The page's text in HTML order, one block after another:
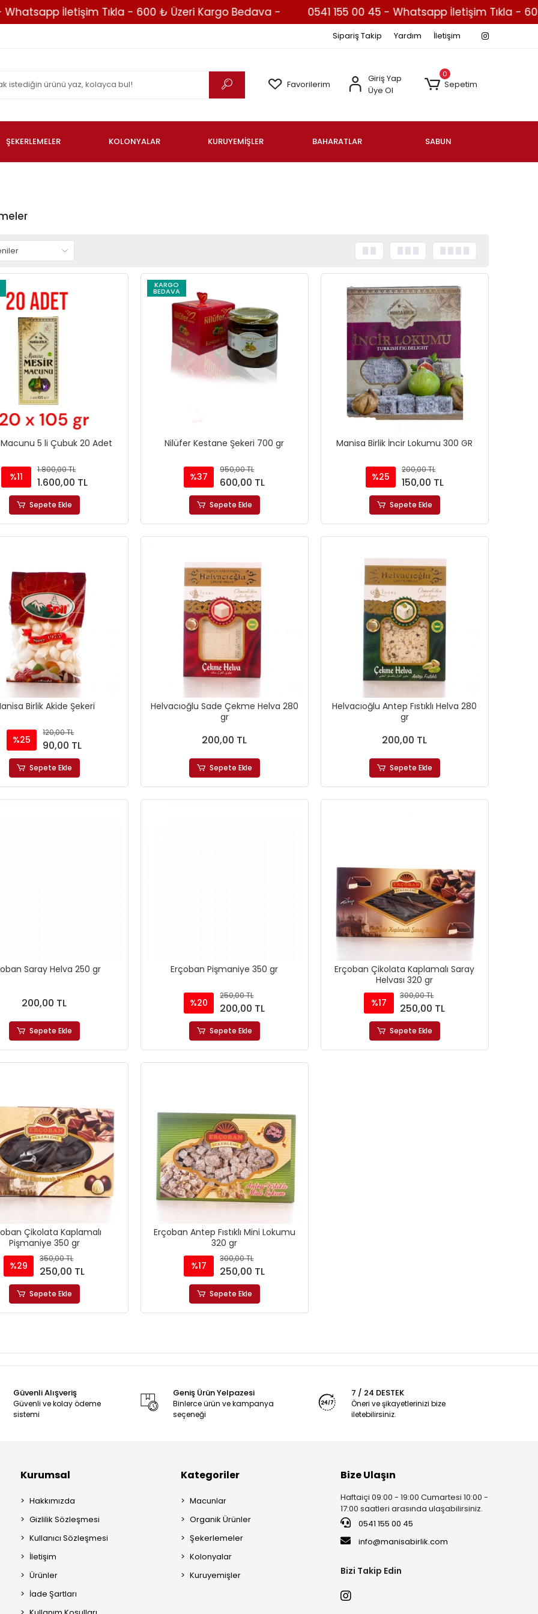
İletişim Tıkla - 600 ₺ Üzeri Kargo Bedava - 0541 155 00 45 - Whatsapp İletişim Tıkla - 600 ₺
Sipariş Takip Yardım İletişim
Favorilerim
Giriş Yap
Üye Ol
0
Sepetim
ŞEKERLEMELER KOLONYALAR KURUYEMİŞLER BAHARATLAR SABUN
5 li Çubuk 20 Adet
%11
1.800,00 TL
1.600,00 TL
Sepete Ekle
KARGO
BEDAVA
Nilüfer Kestane Şekeri 700 gr
%37
950,00 TL
600,00 TL
Sepete Ekle
Manisa Birlik İncir Lokumu 300 GR
%25
200,00 TL
150,00 TL
Sepete Ekle
Birlik Akide Şekeri
%25
120,00 TL
90,00 TL
Sepete Ekle
Helvacıoğlu Sade Çekme Helva 280
gr
200,00 TL
Sepete Ekle
Helvacıoğlu Antep Fıstıklı Helva 280
gr
200,00 TL
Sepete Ekle
Saray Helva 250 gr
200,00 TL
Sepete Ekle
Erçoban Pişmaniye 350 gr
%20
250,00 TL
200,00 TL
Sepete Ekle
Erçoban Çikolata Kaplamalı Saray
Helvası 320 gr
%17
300,00 TL
250,00 TL
Sepete Ekle
Çikolata Kaplamalı
Pişmaniye 350 gr
%29
350,00 TL
250,00 TL
Sepete Ekle
Erçoban Antep Fıstıklı Mini Lokumu
320 gr
%17
300,00 TL
250,00 TL
Sepete Ekle
Güvenli Alışveriş
Güvenli ve kolay ödeme
sistemi
Geniş Ürün Yelpazesi
Binlerce ürün ve kampanya
seçeneği
7 / 24 DESTEK
Öneri ve şikayetlerinizi bize
iletebilirsiniz.
Kurumsal
Hakkımızda
Gizlilik Sözleşmesi
Kullanıcı Sözleşmesi
İletişim
Ürünler
İade Şartları
Kategoriler
Macunlar
Organik Ürünler
Şekerlemeler
Kolonyalar
Kuruyemişler
Bize Ulaşın
Haftaiçi 09:00 - 19:00 Cumartesi 10:00 -
17:00 saatleri arasında ulaşabilirsiniz.
0541 155 00 45
info@manisabirlik.com
Bizi Takip Edin